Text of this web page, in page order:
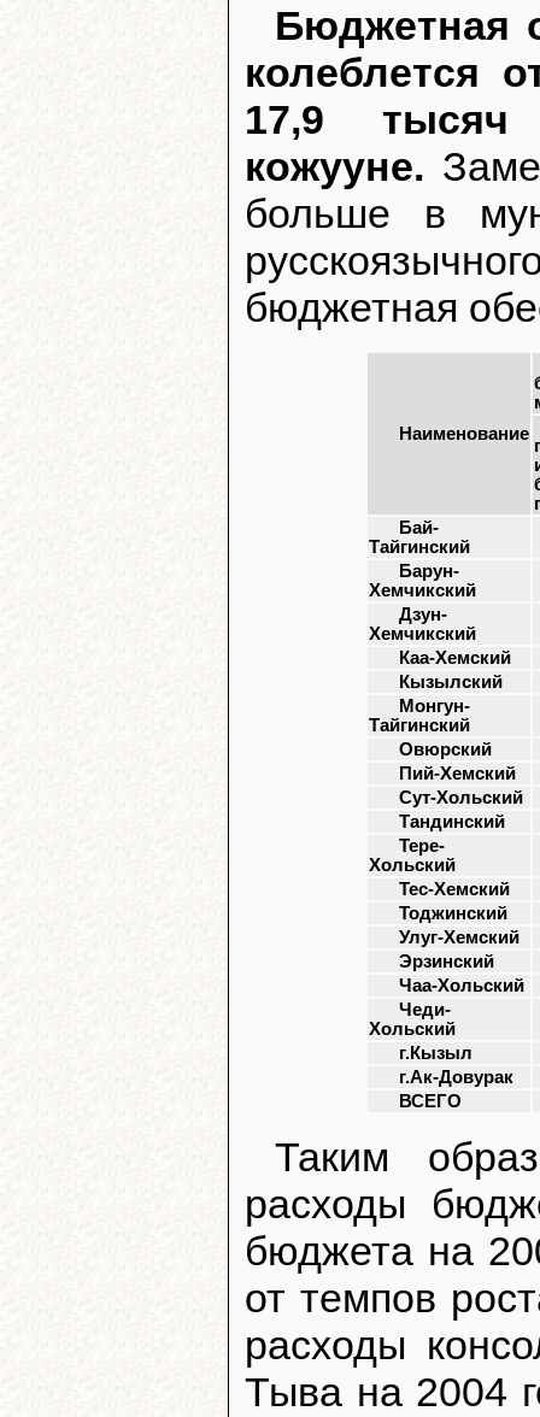
Бюджетная
колеблется
17,9 тысяч
кожууне.
больше в
бюджетная
Наименование
Бай-
Тайгинский
Барун-
Хемчикский
Дзун-
Хемчикский
Каа-Хемский
Кызылский
Монгун-
Тайгинский
Овюрский
Пий-Хемский
Сут-Хольский
Тандинский
Тере-
Хольский
Тес-Хемский
Тоджинский
Улуг-Хемский
Эрзинский
Чаа-Хольский
Чеди-
Хольский
г.Кызыл
г.Ак-Довурак
ВСЕГО
Таким
расходы
бюджета на
от темпов
расходы
Тыва на 2004